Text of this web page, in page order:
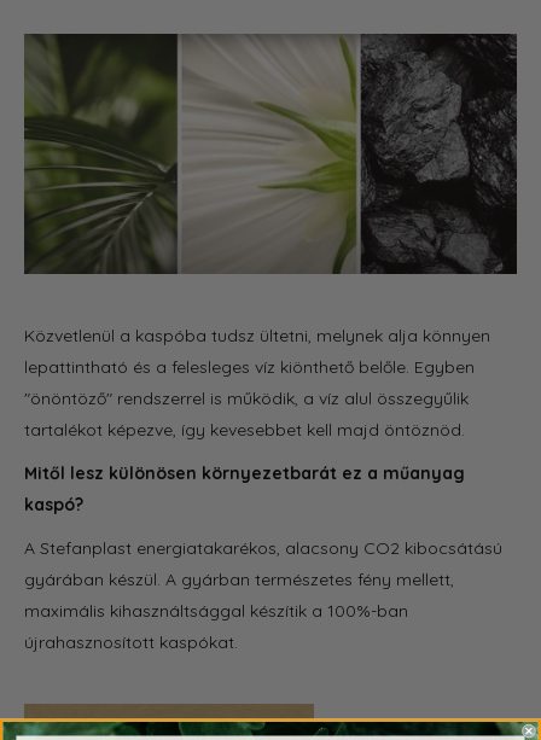
Közvetlenül a kaspóba tudsz ültetni, melynek alja könnyen
lepattintható és a felesleges víz kiönthető belőle. Egyben
"önöntöző" rendszerrel is működik, a víz alul összegyűlik
tartalékot képezve, így kevesebbet kell majd öntöznöd.
Mitől lesz különösen környezetbarát ez a műanyag
kaspó?
A Stefanplast energiatakarékos, alacsony CO2 kibocsátású
gyárában készül. A gyárban természetes fény mellett,
maximális kihasználtsággal készítik a 100%-ban
újrahasznosított kaspókat.